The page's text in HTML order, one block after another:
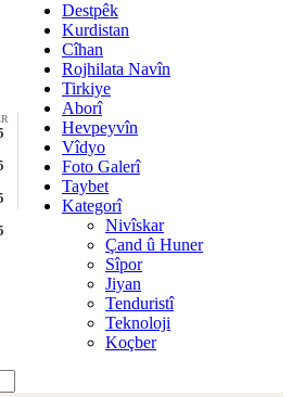
Destpêk
Kurdistan
Cîhan
Rojhilata Navîn
Tirkiye
Aborî
Hevpeyvîn
Vîdyo
Foto Galerî
Taybet
Kategorî
Nivîskar
Çand û Huner
Sîpor
Jiyan
Tenduristî
Teknoloji
Koçber